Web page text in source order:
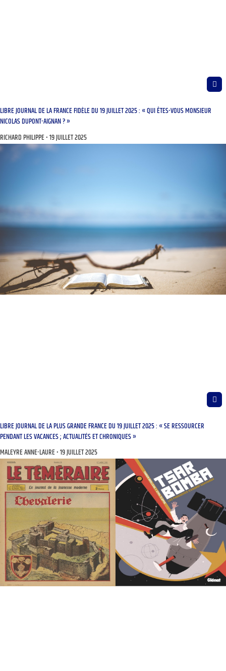
LIBRE JOURNAL DE LA FRANCE FIDÈLE DU 19 JUILLET 2025 : « QUI ÊTES-VOUS MONSIEUR
NICOLAS DUPONT-AIGNAN ? »
RICHARD PHILIPPE 19 JUILLET 2025
LIBRE JOURNAL DE LA PLUS GRANDE FRANCE DU 19 JUILLET 2025 : « SE RESSOURCER
PENDANT LES VACANCES ; ACTUALITÉS ET CHRONIQUES »
MALEYRE ANNE-LAURE 19 JUILLET 2025